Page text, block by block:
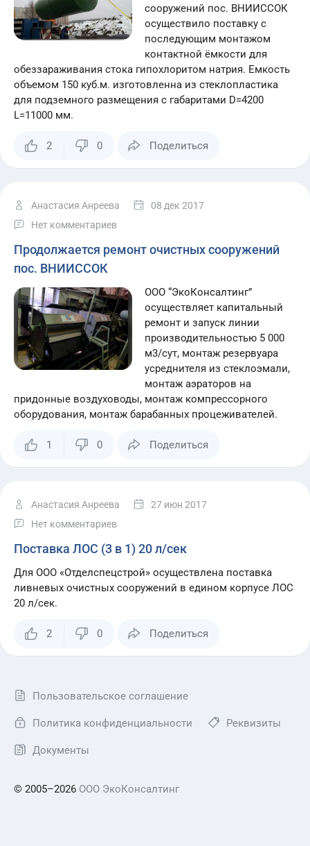
сооружений пос. ВНИИССОК
осуществило поставку с
последующим монтажом
контактной ёмкости для
обеззараживания стока гипохлоритом натрия. Емкость
объемом 150 куб.м. изготовленна из стеклопластика
для подземного размещения с габаритами D=4200
L=11000 мм.
2 0 Поделиться
Анастасия Анреева
08 дек 2017
Нет комментариев
Продолжается ремонт очистных сооружений
пос. ВНИИССОК
ООО “ЭкоКонсалтинг”
осуществляет капитальный
ремонт и запуск линии
производительностью 5 000
м3/сут, монтаж резервуара
усреднителя из стеклоэмали,
монтаж аэраторов на
придонные воздуховоды, монтаж компрессорного
оборудования, монтаж барабанных процеживателей.
1 0 Поделиться
Анастасия Анреева
27 июн 2017
Нет комментариев
Поставка ЛОС (3 в 1) 20 л/сек
Для ООО «Отделспецстрой» осуществлена поставка
ливневых очистных сооружений в едином корпусе ЛОС
20 л/сек.
2 0 Поделиться
Пользовательское соглашение
Политика конфиденциальности Реквизиты
Документы
© 2005–2026 ООО ЭкоКонсалтинг